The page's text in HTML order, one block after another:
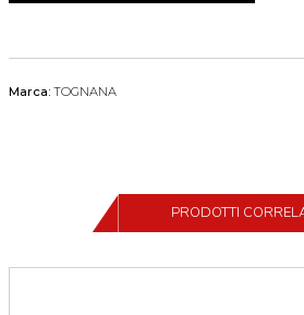
Marca: TOGNANA
PRODOTTI